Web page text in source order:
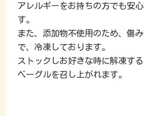
アレルギーをお持ちの方でも安
す。
また、添加物不使用のため、傷
で、冷凍しております。
ストックしお好きな時に解凍す
ベーグルを召し上がれます。